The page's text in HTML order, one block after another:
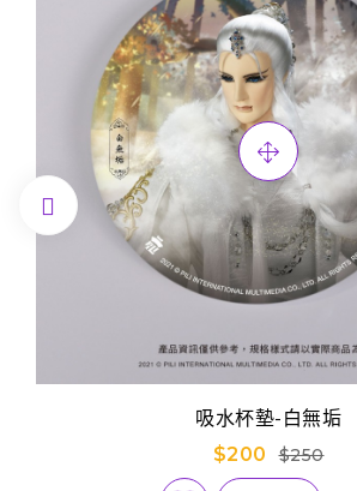
吸水杯墊-白無垢
$200
$250
